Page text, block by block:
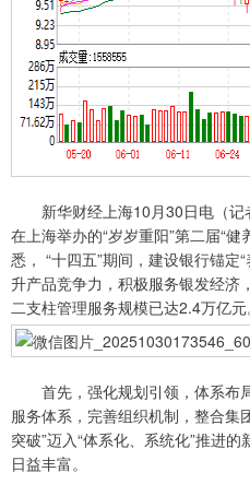
新华财经上海10月30日电（记
在上海举办的“岁岁重阳”第二届“
悉， “十四五”期间，建设银行锚定
升产品竞争力，积极服务银发经济
二支柱管理服务规模已达2.4万亿元。
首先，强化规划引领，体系布
服务体系，完善组织机制，整合集
突破”迈入“体系化、系统化”推进
日益丰富。